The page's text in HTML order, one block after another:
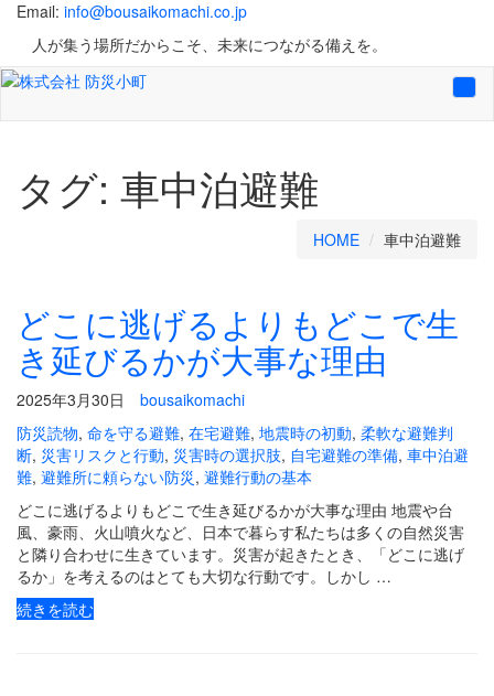
Email: info@bousaikomachi.co.jp
人が集う場所だからこそ、未来につながる備えを。
タグ: 車中泊避難
HOME 車中泊避難
どこに逃げるよりもどこで生
き延びるかが大事な理由
2025年3月30日
bousaikomachi
防災読物, 命を守る避難, 在宅避難, 地震時の初動, 柔軟な避難判
断, 災害リスクと行動, 災害時の選択肢, 自宅避難の準備, 車中泊避
難, 避難所に頼らない防災, 避難行動の基本
どこに逃げるよりもどこで生き延びるかが大事な理由 地震や台
風、豪雨、火山噴火など、日本で暮らす私たちは多くの自然災害
と隣り合わせに生きています。災害が起きたとき、「どこに逃げ
るか」を考えるのはとても大切な行動です。しかし …
続きを読む